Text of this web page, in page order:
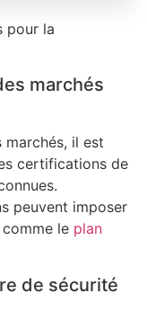
pour la
marchés
il est
certifications de
peuvent imposer
le plan
de sécurité